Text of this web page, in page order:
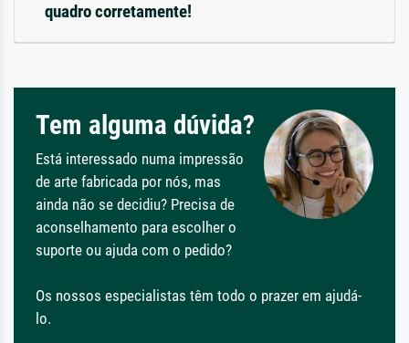
quadro corretamente!
Tem alguma dúvida?
Está interessado numa impressão
de arte fabricada por nós, mas
ainda não se decidiu? Precisa de
aconselhamento para escolher o
suporte ou ajuda com o pedido?
Os nossos especialistas têm todo o prazer em ajudá-
lo.